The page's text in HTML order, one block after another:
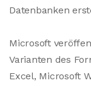
Datenbanken
Microsoft
Varianten des
Excel, Microsoft